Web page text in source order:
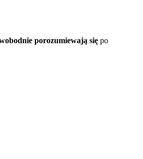
porozumiewają się po